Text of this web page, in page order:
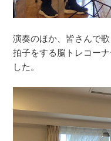
演奏のほか、皆さんで
拍子をする脳トレコー
した。